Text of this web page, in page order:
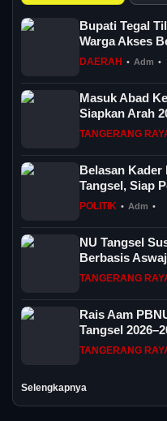
Bupati Tegal
Warga Akses
DAERAH • Adm •
Masuk Abad
Siapkan Arah
Jamaah dan...
TANGERANG
Belasan Kader
Tangsel, Siap
POLITIK • Adm •
NU Tangsel
Berbasis
TANGERANG
Rais Aam
Tangsel
dan D...
TANGERANG
Selengkapnya